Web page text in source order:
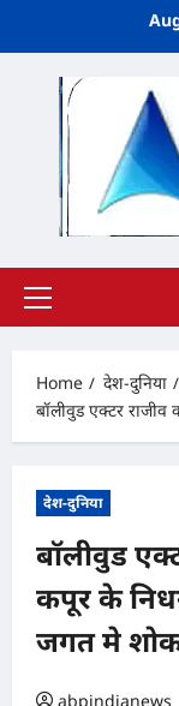
Primary
Home
देश-दुनिया
बॉलीवुड एक्टर
देश-दुनिया
बॉलीवुड
कपूर के
जगत मे
abpindianews